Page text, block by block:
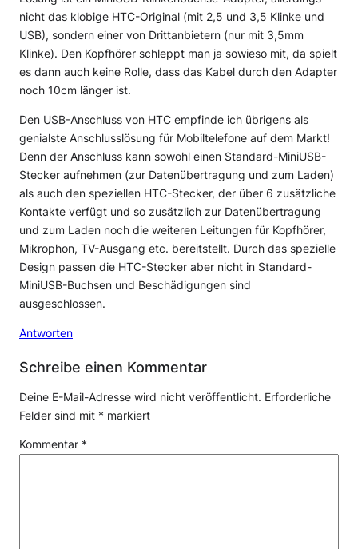
nicht das klobige HTC-Original (mit 2,5 und 3,5 Klinke und
USB), sondern einer von Drittanbietern (nur mit 3,5mm
Klinke). Den Kopfhörer schleppt man ja sowieso mit, da spielt
es dann auch keine Rolle, dass das Kabel durch den Adapter
noch 10cm länger ist.
Den USB-Anschluss von HTC empfinde ich übrigens als
genialste Anschlusslösung für Mobiltelefone auf dem Markt!
Denn der Anschluss kann sowohl einen Standard-MiniUSB-
Stecker aufnehmen (zur Datenübertragung und zum Laden)
als auch den speziellen HTC-Stecker, der über 6 zusätzliche
Kontakte verfügt und so zusätzlich zur Datenübertragung
und zum Laden noch die weiteren Leitungen für Kopfhörer,
Mikrophon, TV-Ausgang etc. bereitstellt. Durch das spezielle
Design passen die HTC-Stecker aber nicht in Standard-
MiniUSB-Buchsen und Beschädigungen sind
ausgeschlossen.
Antworten
Schreibe einen Kommentar
Deine E-Mail-Adresse wird nicht veröffentlicht. Erforderliche
Felder sind mit * markiert
Kommentar *